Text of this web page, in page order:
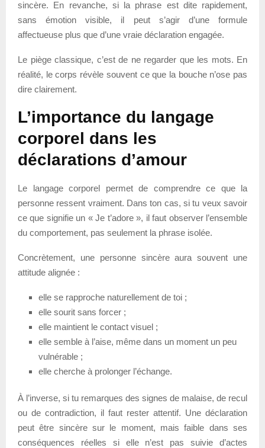
sincère. En revanche, si la phrase est dite rapidement,
sans émotion visible, il peut s’agir d’une formule
affectueuse plus que d’une vraie déclaration engagée.
Le piège classique, c’est de ne regarder que les mots. En
réalité, le corps révèle souvent ce que la bouche n’ose pas
dire clairement.
L’importance du langage
corporel dans les
déclarations d’amour
Le langage corporel permet de comprendre ce que la
personne ressent vraiment. Dans ton cas, si tu veux savoir
ce que signifie un « Je t’adore », il faut observer l’ensemble
du comportement, pas seulement la phrase isolée.
Concrètement, une personne sincère aura souvent une
attitude alignée :
elle se rapproche naturellement de toi ;
elle sourit sans forcer ;
elle maintient le contact visuel ;
elle semble à l’aise, même dans un moment un peu
vulnérable ;
elle cherche à prolonger l’échange.
À l’inverse, si tu remarques des signes de malaise, de recul
ou de contradiction, il faut rester attentif. Une déclaration
peut être sincère sur le moment, mais faible dans ses
conséquences réelles si elle n’est pas suivie d’actes